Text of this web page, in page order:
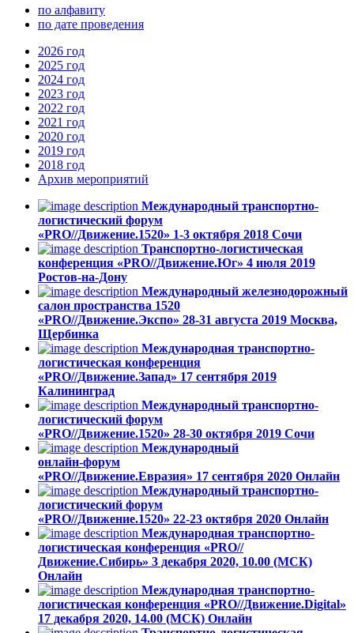
по алфавиту
по дате проведения
2026 год
2025 год
2024 год
2023 год
2022 год
2021 год
2020 год
2019 год
2018 год
Архив мероприятий
Международный транспортно-
логистический форум
«PRO//Движение.1520» 1-3 октября 2018 Сочи
Транспортно-логистическая
конференция «PRO//Движение.Юг» 4 июля 2019
Ростов-на-Дону
Международный железнодорожный
салон пространства 1520
«PRO//Движение.Экспо» 28-31 августа 2019 Москва,
Щербинка
Международная транспортно-
логистическая конференция
«PRO//Движение.Запад» 17 сентября 2019
Калининград
Международный транспортно-
логистический форум
«PRO//Движение.1520» 28-30 октября 2019 Сочи
Международный
онлайн-форум
«PRO//Движение.Евразия» 17 сентября 2020 Онлайн
Международный транспортно-
логистический форум
«PRO//Движение.1520» 22-23 октября 2020 Онлайн
Международная транспортно-
логистическая конференция «PRO//
Движение.Сибирь» 3 декабря 2020, 10.00 (МСК)
Онлайн
Международная транспортно-
логистическая конференция «PRO//Движение.Digital»
17 декабря 2020, 14.00 (МСК) Онлайн